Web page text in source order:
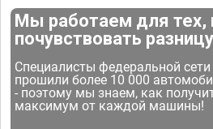
Мы работаем для тех,
почувствовать
Специалисты федеральной
прошили более 10 000
- поэтому мы знаем, как
максимум от каждой машины!